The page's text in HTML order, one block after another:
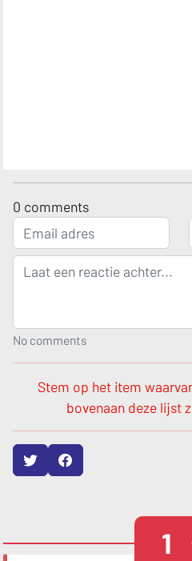
0 comments
No comments
Stem op het item
bovenaan deze lijst
1